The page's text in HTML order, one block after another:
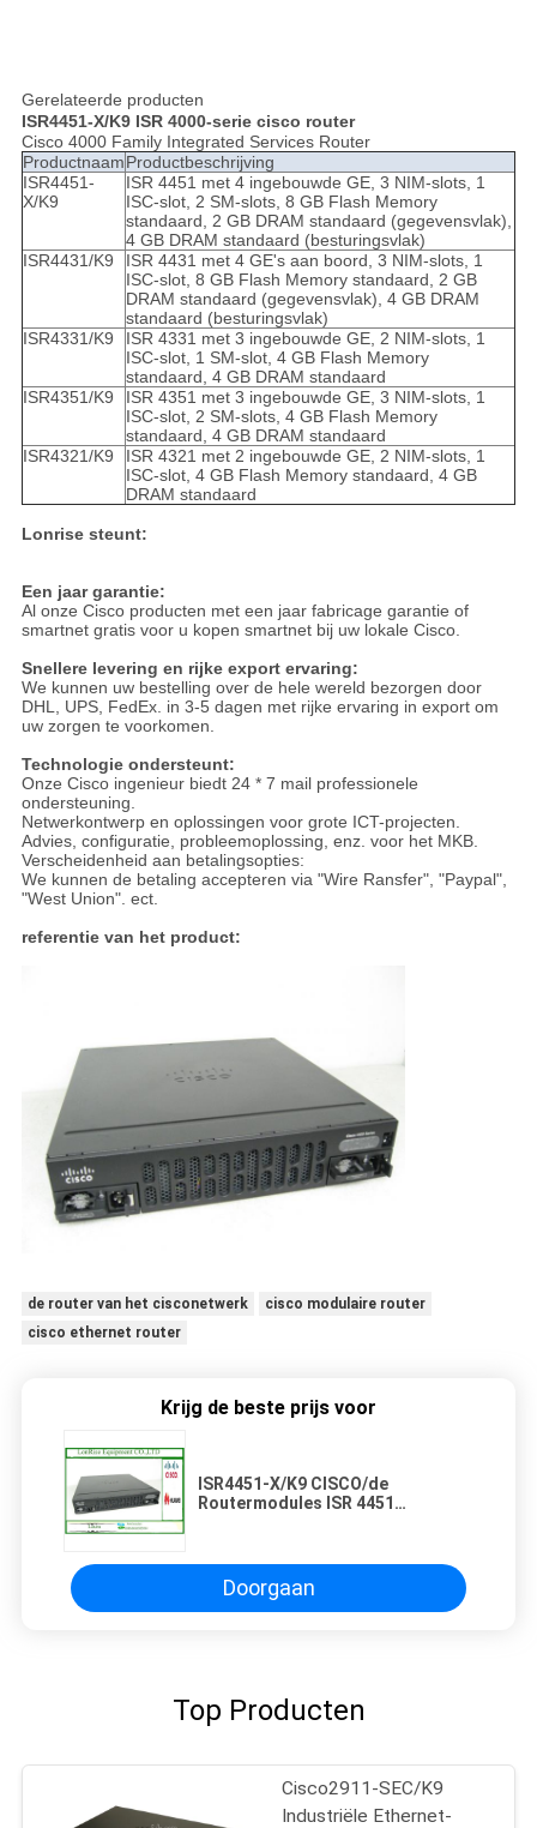
Gerelateerde producten
ISR4451-X/K9 ISR 4000-serie cisco router
Cisco 4000 Family Integrated Services Router
ProductnaamProductbeschrijving
ISR4451-
X/K9
ISR 4451 met 4 ingebouwde GE, 3 NIM-slots, 1
ISC-slot, 2 SM-slots, 8 GB Flash Memory
standaard, 2 GB DRAM standaard (gegevensvlak),
4 GB DRAM standaard (besturingsvlak)
ISR4431/K9
ISR 4431 met 4 GE's aan boord, 3 NIM-slots, 1
ISC-slot, 8 GB Flash Memory standaard, 2 GB
DRAM standaard (gegevensvlak), 4 GB DRAM
standaard (besturingsvlak)
ISR4331/K9
ISR 4331 met 3 ingebouwde GE, 2 NIM-slots, 1
ISC-slot, 1 SM-slot, 4 GB Flash Memory
standaard, 4 GB DRAM standaard
ISR4351/K9
ISR 4351 met 3 ingebouwde GE, 3 NIM-slots, 1
ISC-slot, 2 SM-slots, 4 GB Flash Memory
standaard, 4 GB DRAM standaard
ISR4321/K9
ISR 4321 met 2 ingebouwde GE, 2 NIM-slots, 1
ISC-slot, 4 GB Flash Memory standaard, 4 GB
DRAM standaard
Lonrise steunt:
Een jaar garantie:
Al onze Cisco producten met een jaar fabricage garantie of
smartnet gratis voor u kopen smartnet bij uw lokale Cisco.
Snellere levering en rijke export ervaring:
We kunnen uw bestelling over de hele wereld bezorgen door
DHL, UPS, FedEx. in 3-5 dagen met rijke ervaring in export om
uw zorgen te voorkomen.
Technologie ondersteunt:
Onze Cisco ingenieur biedt 24 * 7 mail professionele
ondersteuning.
Netwerkontwerp en oplossingen voor grote ICT-projecten.
Advies, configuratie, probleemoplossing, enz. voor het MKB.
Verscheidenheid aan betalingsopties:
We kunnen de betaling accepteren via "Wire Ransfer", "Paypal",
"West Union". ect.
referentie van het product:
de router van het cisconetwerk
cisco modulaire router
cisco ethernet router
Krijg de beste prijs voor
ISR4451-X/K9 CISCO/de
Routermodules ISR 4451
Doorgaan
Top Producten
Cisco2911-SEC/K9
Industriële Ethernet-